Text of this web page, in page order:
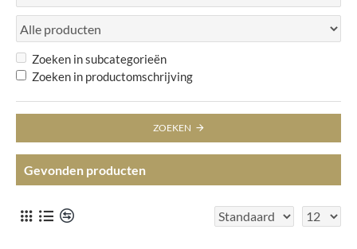
Zoeken in subcategorieën
Zoeken in productomschrijving
ZOEKEN
Gevonden producten